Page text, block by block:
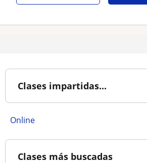
Clases impartidas...
online
Clases más buscadas